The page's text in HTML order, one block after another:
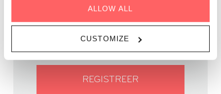
ALLOW ALL
CUSTOMIZE
WANNEER 08 augustus 2025
REGISTREER